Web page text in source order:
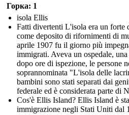
Горка: 1
isola Ellis
Fatti divertenti L'isola era un forte
come deposito di rifornimenti di
aprile 1907 fu il giorno più
immigrati. Aveva un ospedale,
dopo ore di ispezione, le persone
soprannominata "L'isola delle
bambini sono stati separati dai
federale ed è considerata parte di
Cos'è Ellis Island? Ellis Island è
immigrazione negli Stati Uniti dal